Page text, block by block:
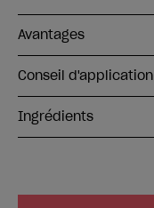
Avantages
Conseil d'application
Ingrédients